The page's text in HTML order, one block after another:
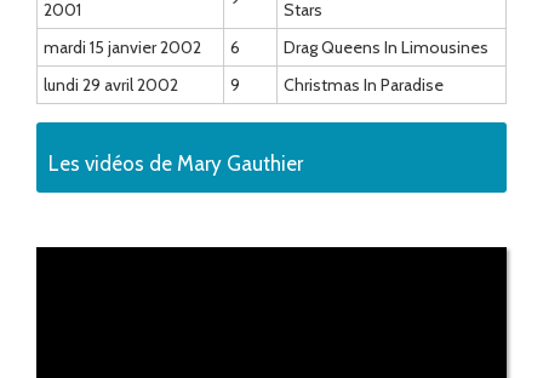
2001
Stars
mardi 15 janvier 2002
6
Drag Queens In Limousines
lundi 29 avril 2002
9 Christmas In Paradise
Les vidéos de Mary Gauthier